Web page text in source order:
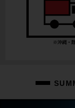
ブレーキキャリパー